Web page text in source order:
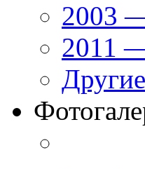
2003
2011